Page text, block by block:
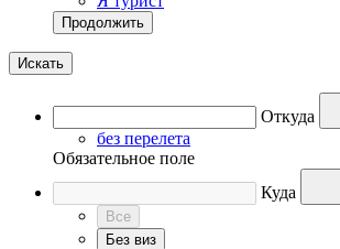
Продолжить
Искать
Откуда
без перелета
Обязательное поле
Куда
Все
Без виз